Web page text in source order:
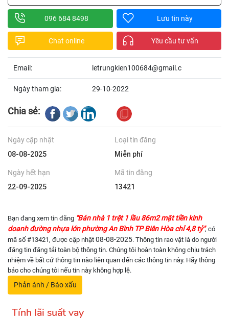
096 684 8498 Lưu tin này
Chat online Yêu cầu tư vấn
Email: letrungkien100684@gmail.c
Ngày tham gia: 29-10-2022
Chia sẻ:
Ngày cập nhật
08-08-2025
Loại tin đăng
Miễn phí
Ngày hết hạn
22-09-2025
Mã tin đăng
13421
Bạn đang xem tin đăng "Bán nhà 1 trệt 1 lầu 86m2 mặt tiền kinh
doanh đường nhựa lớn phường An Bình TP Biên Hòa chỉ 4,8 tỷ", có
mã số #13421, được cập nhật 08-08-2025. Thông tin rao vặt là do người
đăng tin đăng tải toàn bộ thông tin. Chúng tôi hoàn toàn không chịu trách
nhiệm về bất cứ thông tin nào liên quan đến các thông tin này. Hãy thông
báo cho chúng tôi nếu tin này không hợp lệ.
Phản ánh / Báo xấu
Tính lãi suất vay